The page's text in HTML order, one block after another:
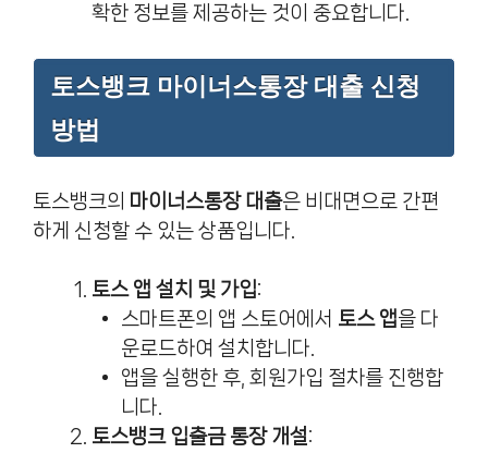
확한 정보를 제공하는 것이 중요합니다.
토스뱅크 마이너스통장 대출 신청
방법
토스뱅크의 마이너스통장 대출은 비대면으로 간편
하게 신청할 수 있는 상품입니다.
토스 앱 설치 및 가입:
스마트폰의 앱 스토어에서 토스 앱을 다
운로드하여 설치합니다.
앱을 실행한 후, 회원가입 절차를 진행합
니다.
토스뱅크 입출금 통장 개설: